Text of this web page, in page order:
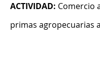
ACTIVIDAD: Comercio
primas agropecuarias